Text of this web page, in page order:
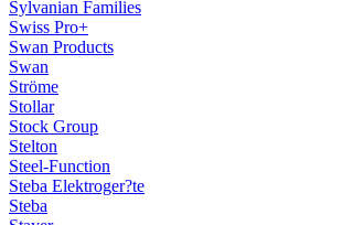
Sylvanian Families
Swiss Pro+
Swan Products
Swan
Ströme
Stollar
Stock Group
Stelton
Steel-Function
Steba Elektroger?te
Steba